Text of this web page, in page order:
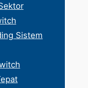
Sistem